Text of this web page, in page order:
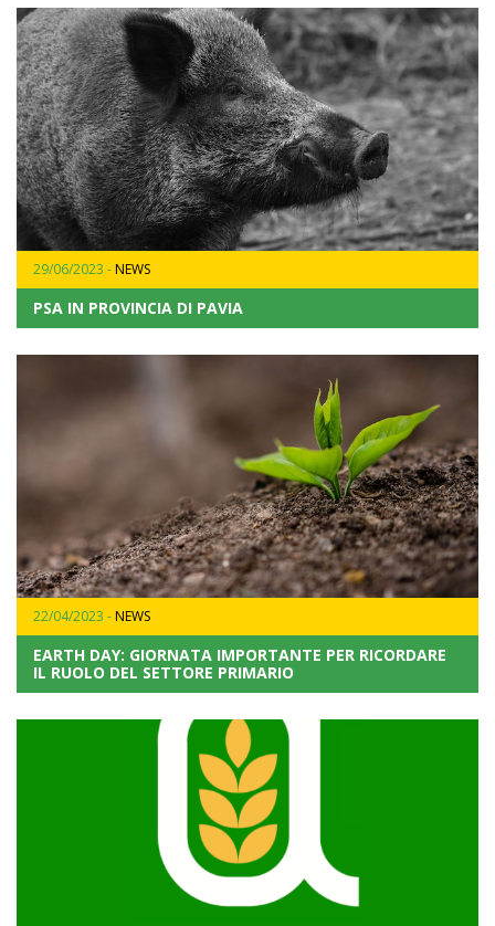
29/06/2023 -NEWS
PSA IN PROVINCIA DI PAVIA
22/04/2023 -NEWS
EARTH DAY: GIORNATA IMPORTANTE PER RICORDARE
IL RUOLO DEL SETTORE PRIMARIO